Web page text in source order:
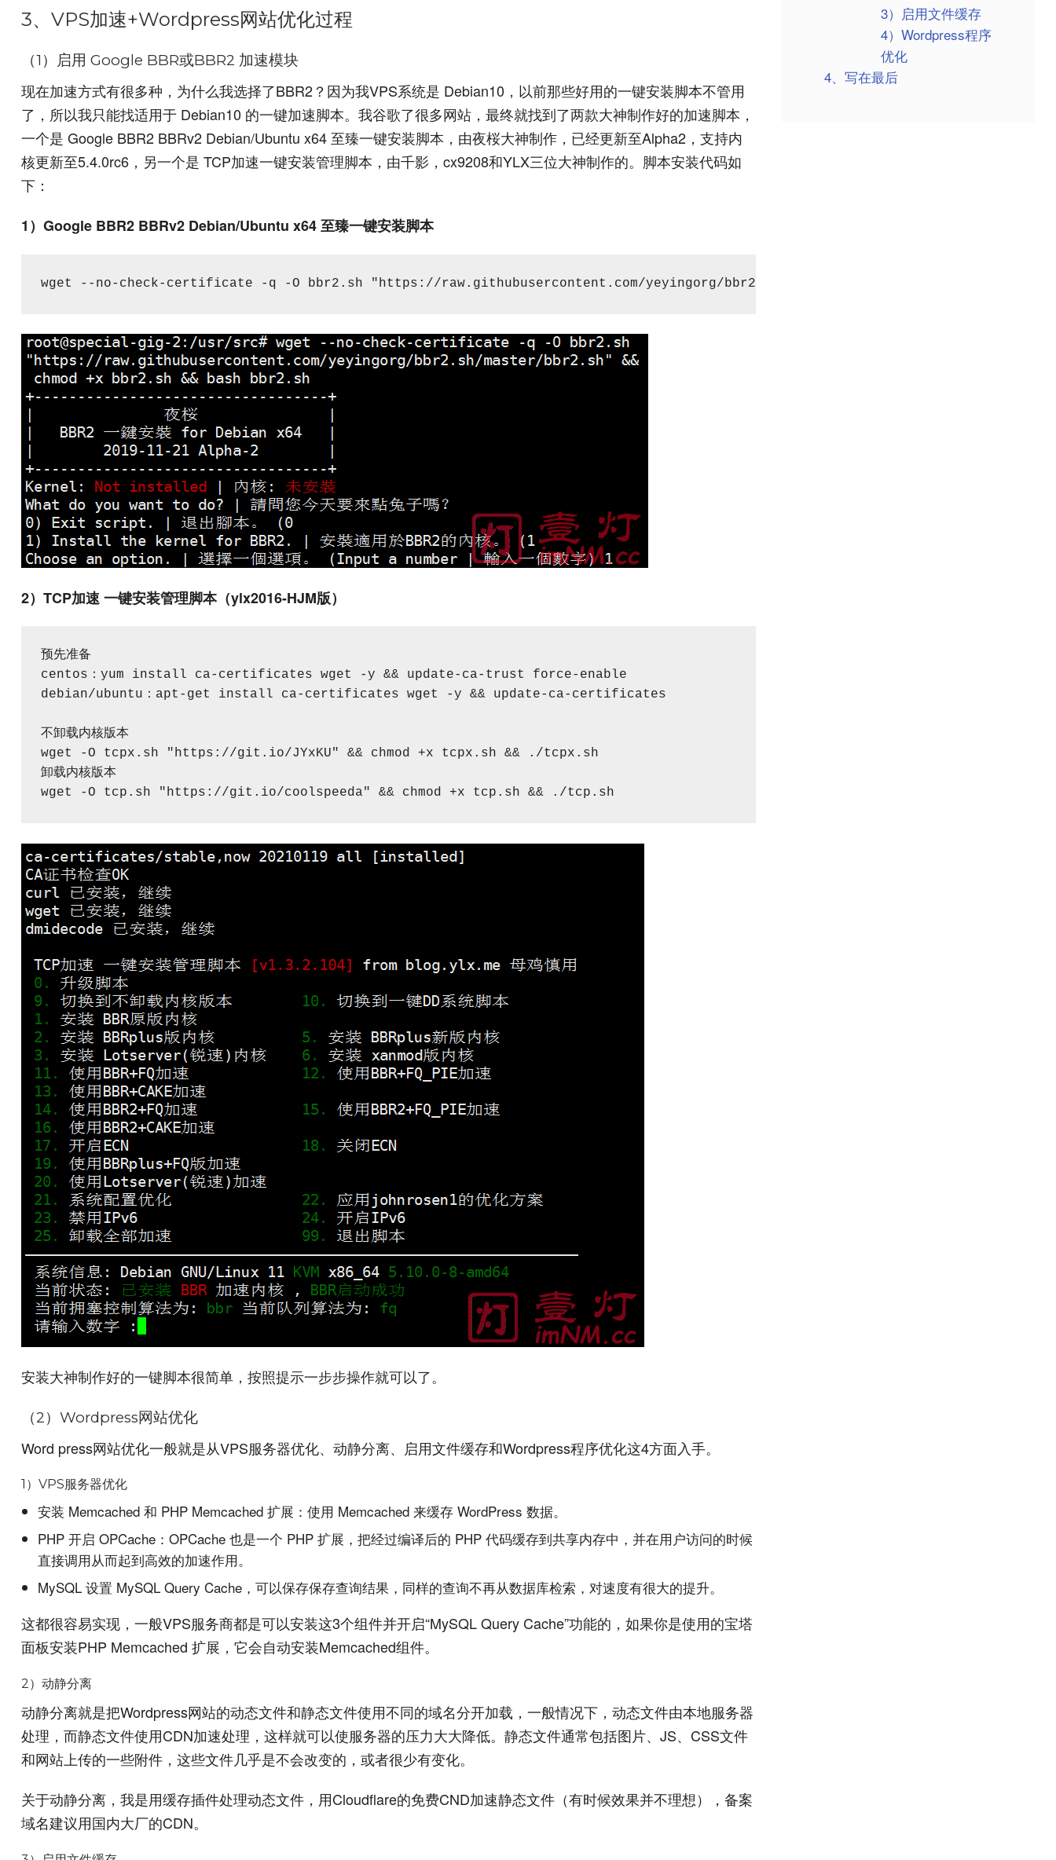
3、VPS加速+Wordpress网站优化过程
（1）启用 Google BBR或BBR2 加速模块
现在加速方式有很多种，为什么我选择了BBR2？因为我VPS系统是 Debian10，以前那些好用的一键安装脚本不管用
了，所以我只能找适用于 Debian10 的一键加速脚本。我谷歌了很多网站，最终就找到了两款大神制作好的加速脚本，
一个是 Google BBR2 BBRv2 Debian/Ubuntu x64 至臻一键安装脚本，由夜桜大神制作，已经更新至Alpha2，支持内
核更新至5.4.0rc6，另一个是 TCP加速一键安装管理脚本，由千影，cx9208和YLX三位大神制作的。脚本安装代码如
下：
1）Google BBR2 BBRv2 Debian/Ubuntu x64 至臻一键安装脚本
wget --no-check-certificate -q -O bbr2.sh "https://raw.githubusercontent.com/yeyingorg/bbr2.sh/master/bbr2.sh" && chmod +x
2）TCP加速 一键安装管理脚本（ylx2016-HJM版）
预先准备
centos：yum install ca-certificates wget -y && update-ca-trust force-enable
debian/ubuntu：apt-get install ca-certificates wget -y && update-ca-certificates
不卸载内核版本
wget -O tcpx.sh "https://git.io/JYxKU" && chmod +x tcpx.sh && ./tcpx.sh
卸载内核版本
wget -O tcp.sh "https://git.io/coolspeeda" && chmod +x tcp.sh && ./tcp.sh
安装大神制作好的一键脚本很简单，按照提示一步步操作就可以了。
（2）Wordpress网站优化
Word press网站优化一般就是从VPS服务器优化、动静分离、启用文件缓存和Wordpress程序优化这4方面入手。
1）VPS服务器优化
安装 Memcached 和 PHP Memcached 扩展：使用 Memcached 来缓存 WordPress 数据。
PHP 开启 OPCache：OPCache 也是一个 PHP 扩展，把经过编译后的 PHP 代码缓存到共享内存中，并在用户访问的时候
直接调用从而起到高效的加速作用。
MySQL 设置 MySQL Query Cache，可以保存保存查询结果，同样的查询不再从数据库检索，对速度有很大的提升。
这都很容易实现，一般VPS服务商都是可以安装这3个组件并开启“MySQL Query Cache”功能的，如果你是使用的宝塔
面板安装PHP Memcached 扩展，它会自动安装Memcached组件。
2）动静分离
动静分离就是把Wordpress网站的动态文件和静态文件使用不同的域名分开加载，一般情况下，动态文件由本地服务器
处理，而静态文件使用CDN加速处理，这样就可以使服务器的压力大大降低。静态文件通常包括图片、JS、CSS文件
和网站上传的一些附件，这些文件几乎是不会改变的，或者很少有变化。
关于动静分离，我是用缓存插件处理动态文件，用Cloudflare的免费CND加速静态文件（有时候效果并不理想），备案
域名建议用国内大厂的CDN。
3）启用文件缓存
4）Wordpress程序
优化
4、写在最后